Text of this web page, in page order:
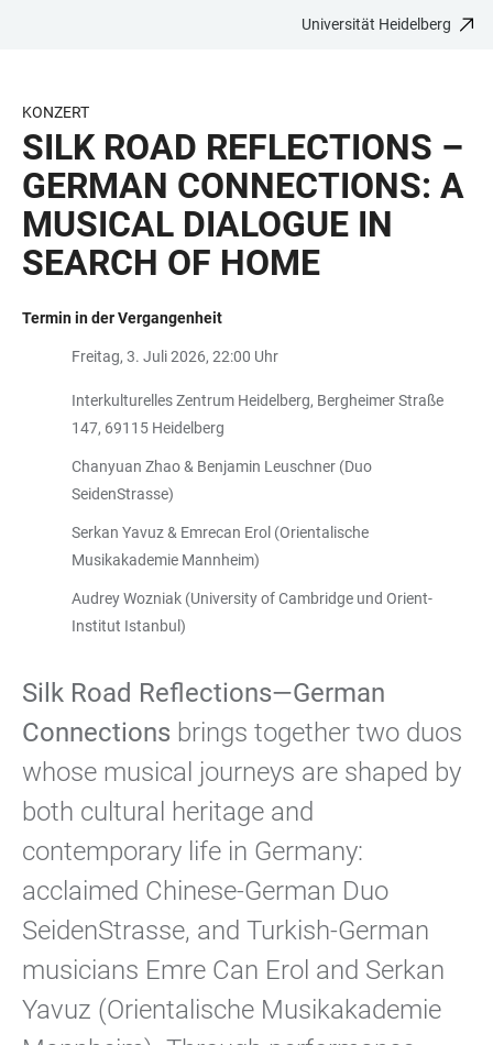
BARRIEREFREIHEIT
Universität Heidelberg
KONZERT
SILK ROAD REFLECTIONS –
GERMAN CONNECTIONS: A
MUSICAL DIALOGUE IN
SEARCH OF HOME
Termin in der Vergangenheit
Freitag, 3. Juli 2026, 22:00 Uhr
Interkulturelles Zentrum Heidelberg, Bergheimer Straße
147, 69115 Heidelberg
Chanyuan Zhao & Benjamin Leuschner (Duo
SeidenStrasse)
Serkan Yavuz & Emrecan Erol (Orientalische
Musikakademie Mannheim)
Audrey Wozniak (University of Cambridge und Orient-
Institut Istanbul)
Silk Road Reflections—German
Connections brings together two duos
whose musical journeys are shaped by
both cultural heritage and
contemporary life in Germany:
acclaimed Chinese-German Duo
SeidenStrasse, and Turkish-German
musicians Emre Can Erol and Serkan
Yavuz (Orientalische Musikakademie